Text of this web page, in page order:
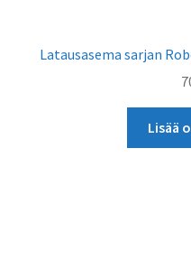
Latausasema sarjan
Lisää